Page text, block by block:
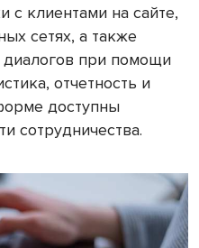
с клиентами на сайте,
сетях, а также
при помощи
отчетность и
доступны
сотрудничества.